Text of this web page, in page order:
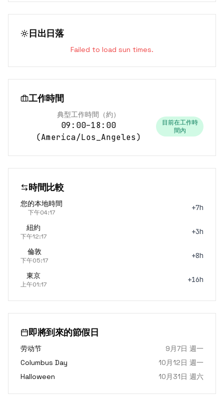
日出日落
Failed to load sun times.
工作時間
典型工作時間（約）
09:00–18:00
(America/Los_Angeles)
目前在工作時
間內
時間比較
您的本地時間
下午04:17
+7h
紐約
下午12:17
+3h
倫敦
下午05:17
+8h
東京
上午01:17
+16h
即將到來的節假日
劳动节
9月7日 週一
Columbus Day
10月12日 週一
Halloween
10月31日 週六